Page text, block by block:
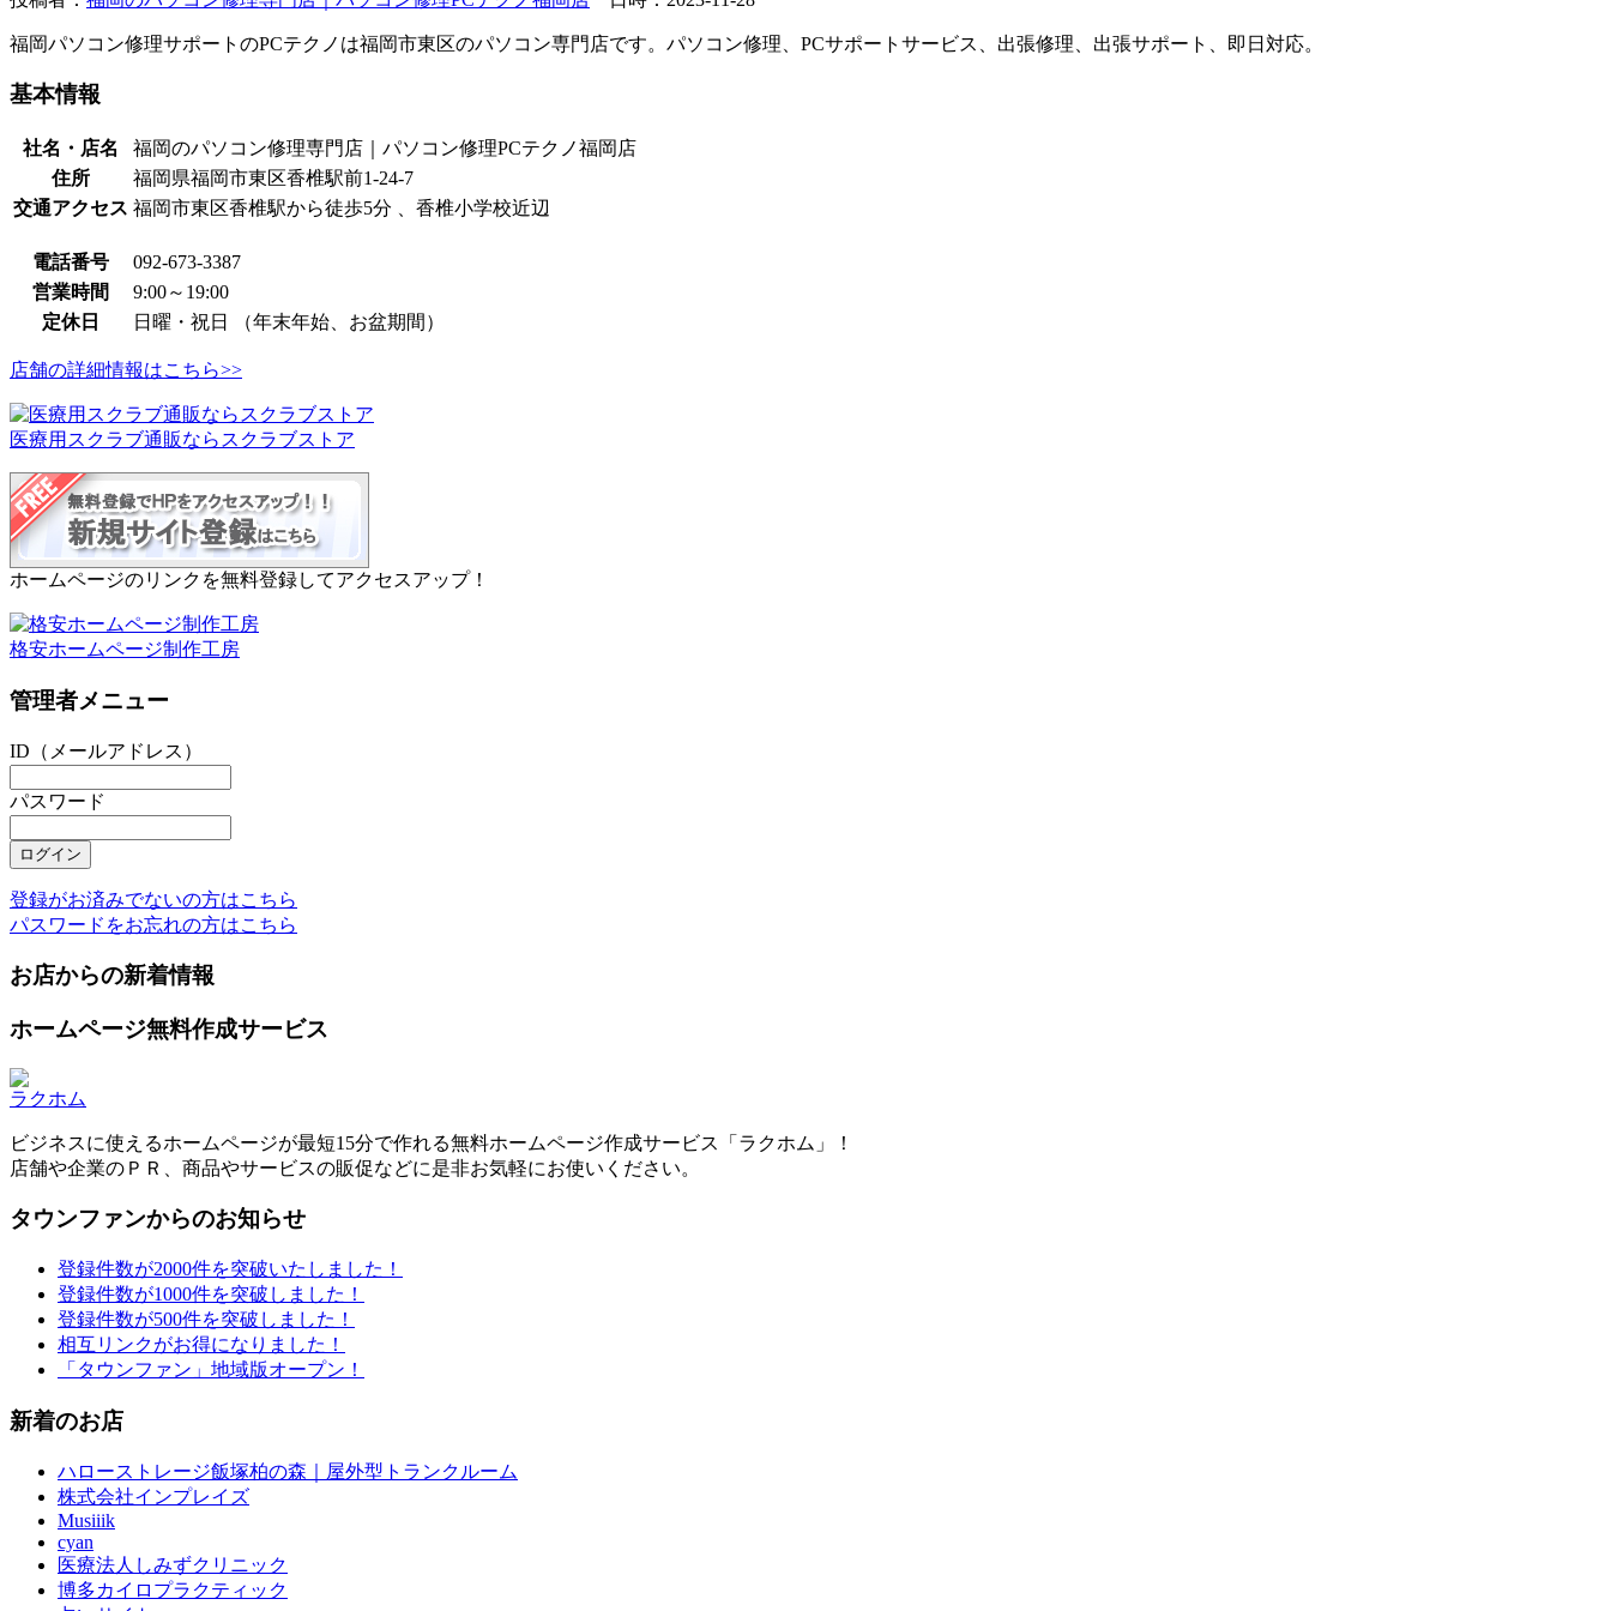
福岡パソコン修理サポートのPCテクノは福岡市東区のパソコン専門店です。パソコン修理、PCサポートサービス、出張修理、出張サポート、即日対応。
基本情報
社名・店名
福岡のパソコン修理専門店｜パソコン修理PCテクノ福岡店
住所
福岡県福岡市東区香椎駅前1-24-7
交通アクセス 福岡市東区香椎駅から徒歩5分 、香椎小学校近辺
電話番号
092-673-3387
営業時間
9:00～19:00
定休日
日曜・祝日 （年末年始、お盆期間）
店舗の詳細情報はこちら>>
医療用スクラブ通販ならスクラブストア
ホームページのリンクを無料登録してアクセスアップ！
格安ホームページ制作工房
管理者メニュー
ID（メールアドレス）
パスワード
登録がお済みでないの方はこちら
パスワードをお忘れの方はこちら
お店からの新着情報
ホームページ無料作成サービス
ラクホム
ビジネスに使えるホームページが最短15分で作れる無料ホームページ作成サービス「ラクホム」！
店舗や企業のＰＲ、商品やサービスの販促などに是非お気軽にお使いください。
タウンファンからのお知らせ
登録件数が2000件を突破いたしました！
登録件数が1000件を突破しました！
登録件数が500件を突破しました！
相互リンクがお得になりました！
「タウンファン」地域版オープン！
新着のお店
ハローストレージ飯塚柏の森｜屋外型トランクルーム
株式会社インプレイズ
Musiiik
cyan
医療法人しみずクリニック
博多カイロプラクティック